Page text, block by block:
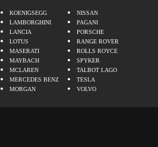
KOENIGSEGG
LAMBORGHINI
LANCIA
LOTUS
MASERATI
MAYBACH
MCLAREN
MERCEDES BENZ
MORGAN
NISSAN
PAGANI
PORSCHE
RANGE ROVER
ROLLS ROYCE
SPYKER
TALBOT LAGO
TESLA
VOLVO